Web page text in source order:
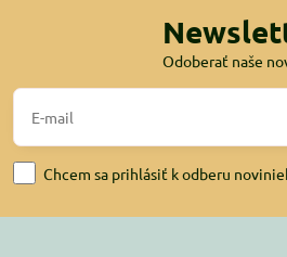
Odoberať naše
Chcem sa prihlásiť k odberu